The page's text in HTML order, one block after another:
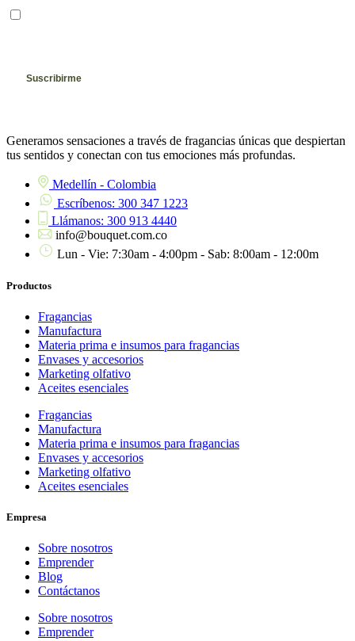
Generamos sensaciones a través de fragancias únicas que despiertan
tus sentidos y conectan con tus emociones más profundas.
Medellín - Colombia
Escríbenos: 300 347 1223
Llámanos: 300 913 4440
info@bouquet.com.co
Lun - Vie: 7:30am - 4:00pm - Sab: 8:00am - 12:00m
Productos
Fragancias
Manufactura
Materia prima e insumos para fragancias
Envases y accesorios
Marketing olfativo
Aceites esenciales
Fragancias
Manufactura
Materia prima e insumos para fragancias
Envases y accesorios
Marketing olfativo
Aceites esenciales
Empresa
Sobre nosotros
Emprender
Blog
Contáctanos
Sobre nosotros
Emprender